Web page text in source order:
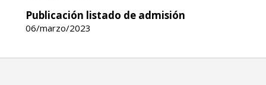
Publicación listado de admisión
06/marzo/2023